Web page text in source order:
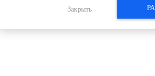
Закрыть